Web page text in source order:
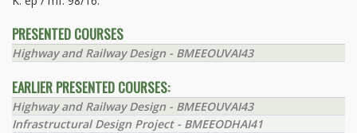
PRESENTED COURSES
Highway and Railway Design - BMEEOUVAI43
EARLIER PRESENTED COURSES:
Highway and Railway Design - BMEEOUVAI43
Infrastructural Design Project - BMEEODHAI41